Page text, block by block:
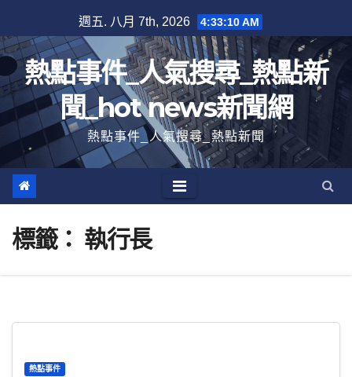
至
內
容
週五. 八月 7th, 2026 4:33:10 AM
熱點事件_人氣搜尋_熱點新
聞_hot news新聞網
熱點事件_人氣搜尋_熱點新聞
標籤： 執行長
熱點事件